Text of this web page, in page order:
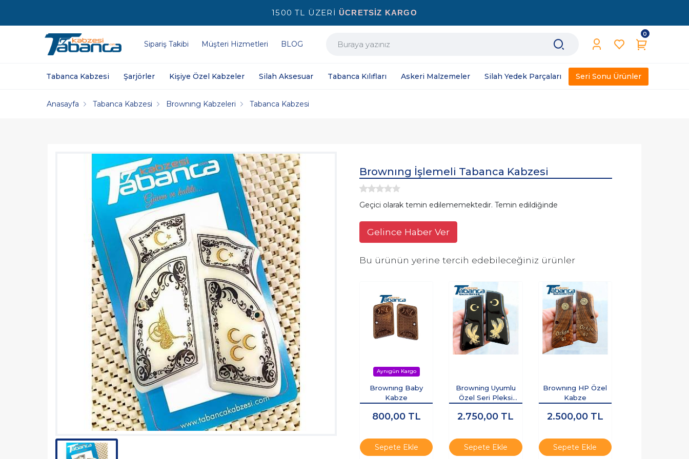
1500 TL ÜZERİ ÜCRETSİZ KARGO
Sipariş Takibi Müşteri Hizmetleri BLOG
0
Tabanca Kabzesi Şarjörler Kişiye Özel Kabzeler Silah Aksesuar Tabanca Kılıfları Askeri Malzemeler Silah Yedek Parçaları Seri Sonu Ürünler
Anasayfa Tabanca Kabzesi Brownıng Kabzeleri Tabanca Kabzesi
Brownıng İşlemeli Tabanca Kabzesi
Geçici olarak temin edilememektedir. Temin edildiğinde
Gelince Haber Ver
Bu ürünün yerine tercih edebileceğiniz ürünler
Brownıng Baby
Kabze
800,00 TL
Sepete Ekle
Browning Uyumlu
Özel Seri Pleksi
Logolu
2.750,00 TL
Sepete Ekle
Brownıng HP Özel
Kabze
2.500,00 TL
Sepete Ekle